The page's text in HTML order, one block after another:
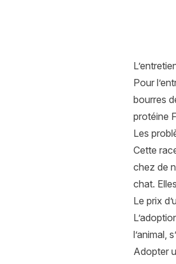
Pour
bourres
protéine
Les
Cette
chez de
chat.
Le prix
l’animal,
Adopter